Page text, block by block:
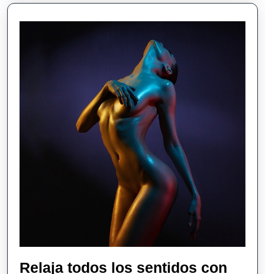
Relaja todos los sentidos con